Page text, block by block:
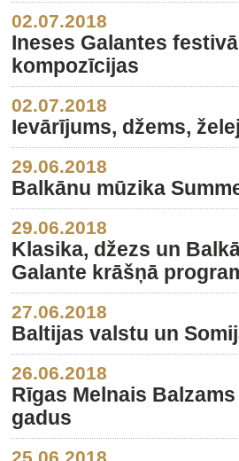
02.07.2018
Ineses Galantes
kompozīcijas
02.07.2018
Ievārījums, džems,
29.06.2018
Balkānu mūzika
29.06.2018
Klasika, džezs un
Galante krāšņā
27.06.2018
Baltijas valstu un
26.06.2018
Rīgas Melnais
gadus